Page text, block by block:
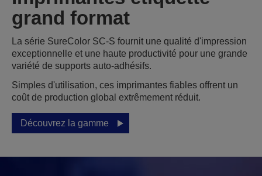
grand format
La série SureColor SC-S fournit une qualité d'impression
exceptionnelle et une haute productivité pour une grande
variété de supports auto-adhésifs.
Simples d'utilisation, ces imprimantes fiables offrent un
coût de production global extrêmement réduit.
Découvrez la gamme